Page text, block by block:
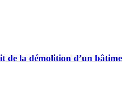
de la démolition d’un